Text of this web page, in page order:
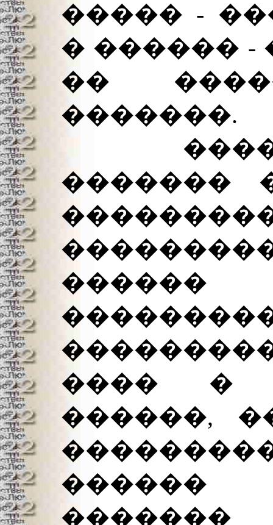
����� -
� ������ -
��
�������.
�����
�������
������
���� �
������,
������